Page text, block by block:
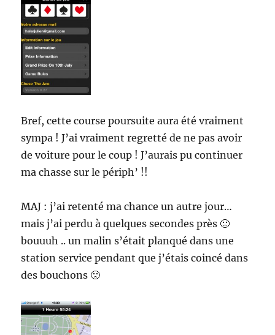
Bref, cette course poursuite aura été vraiment
sympa ! J’ai vraiment regretté de ne pas avoir
de voiture pour le coup ! J’aurais pu continuer
ma chasse sur le périph’ !!
MAJ : j’ai retenté ma chance un autre jour…
mais j’ai perdu à quelques secondes près 🙁
bouuuh .. un malin s’était planqué dans une
station service pendant que j’étais coincé dans
des bouchons 🙁